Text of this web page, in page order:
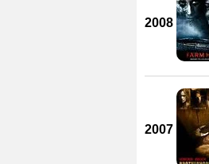
2008
2007